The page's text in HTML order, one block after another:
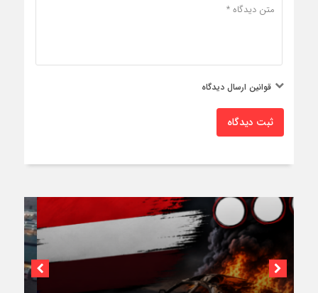
قوانین ارسال دیدگاه
ثبت دیدگاه
اختصاصی؛